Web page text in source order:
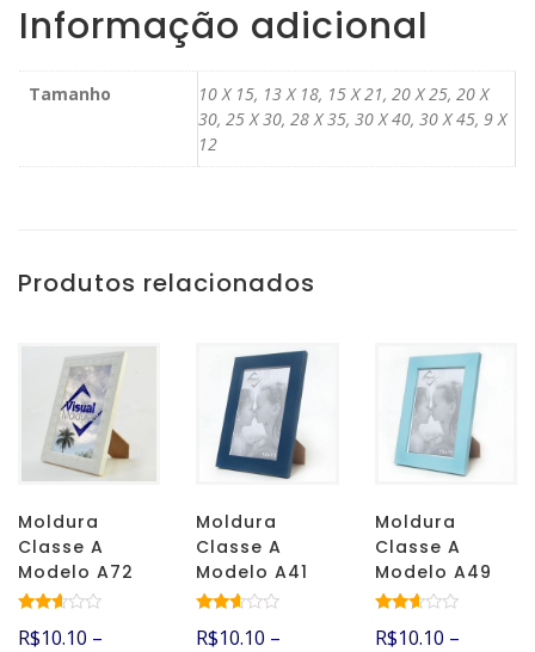
Informação adicional
Tamanho
10 X 15, 13 X 18, 15 X 21, 20 X 25, 20 X
30, 25 X 30, 28 X 35, 30 X 40, 30 X 45, 9 X
12
Produtos relacionados
Moldura
Classe A
Modelo A72
ção
R$10.10 –
Moldura
Classe A
Modelo A41
ção
R$10.10 –
Moldura
Classe A
Modelo A49
ção
R$10.10 –